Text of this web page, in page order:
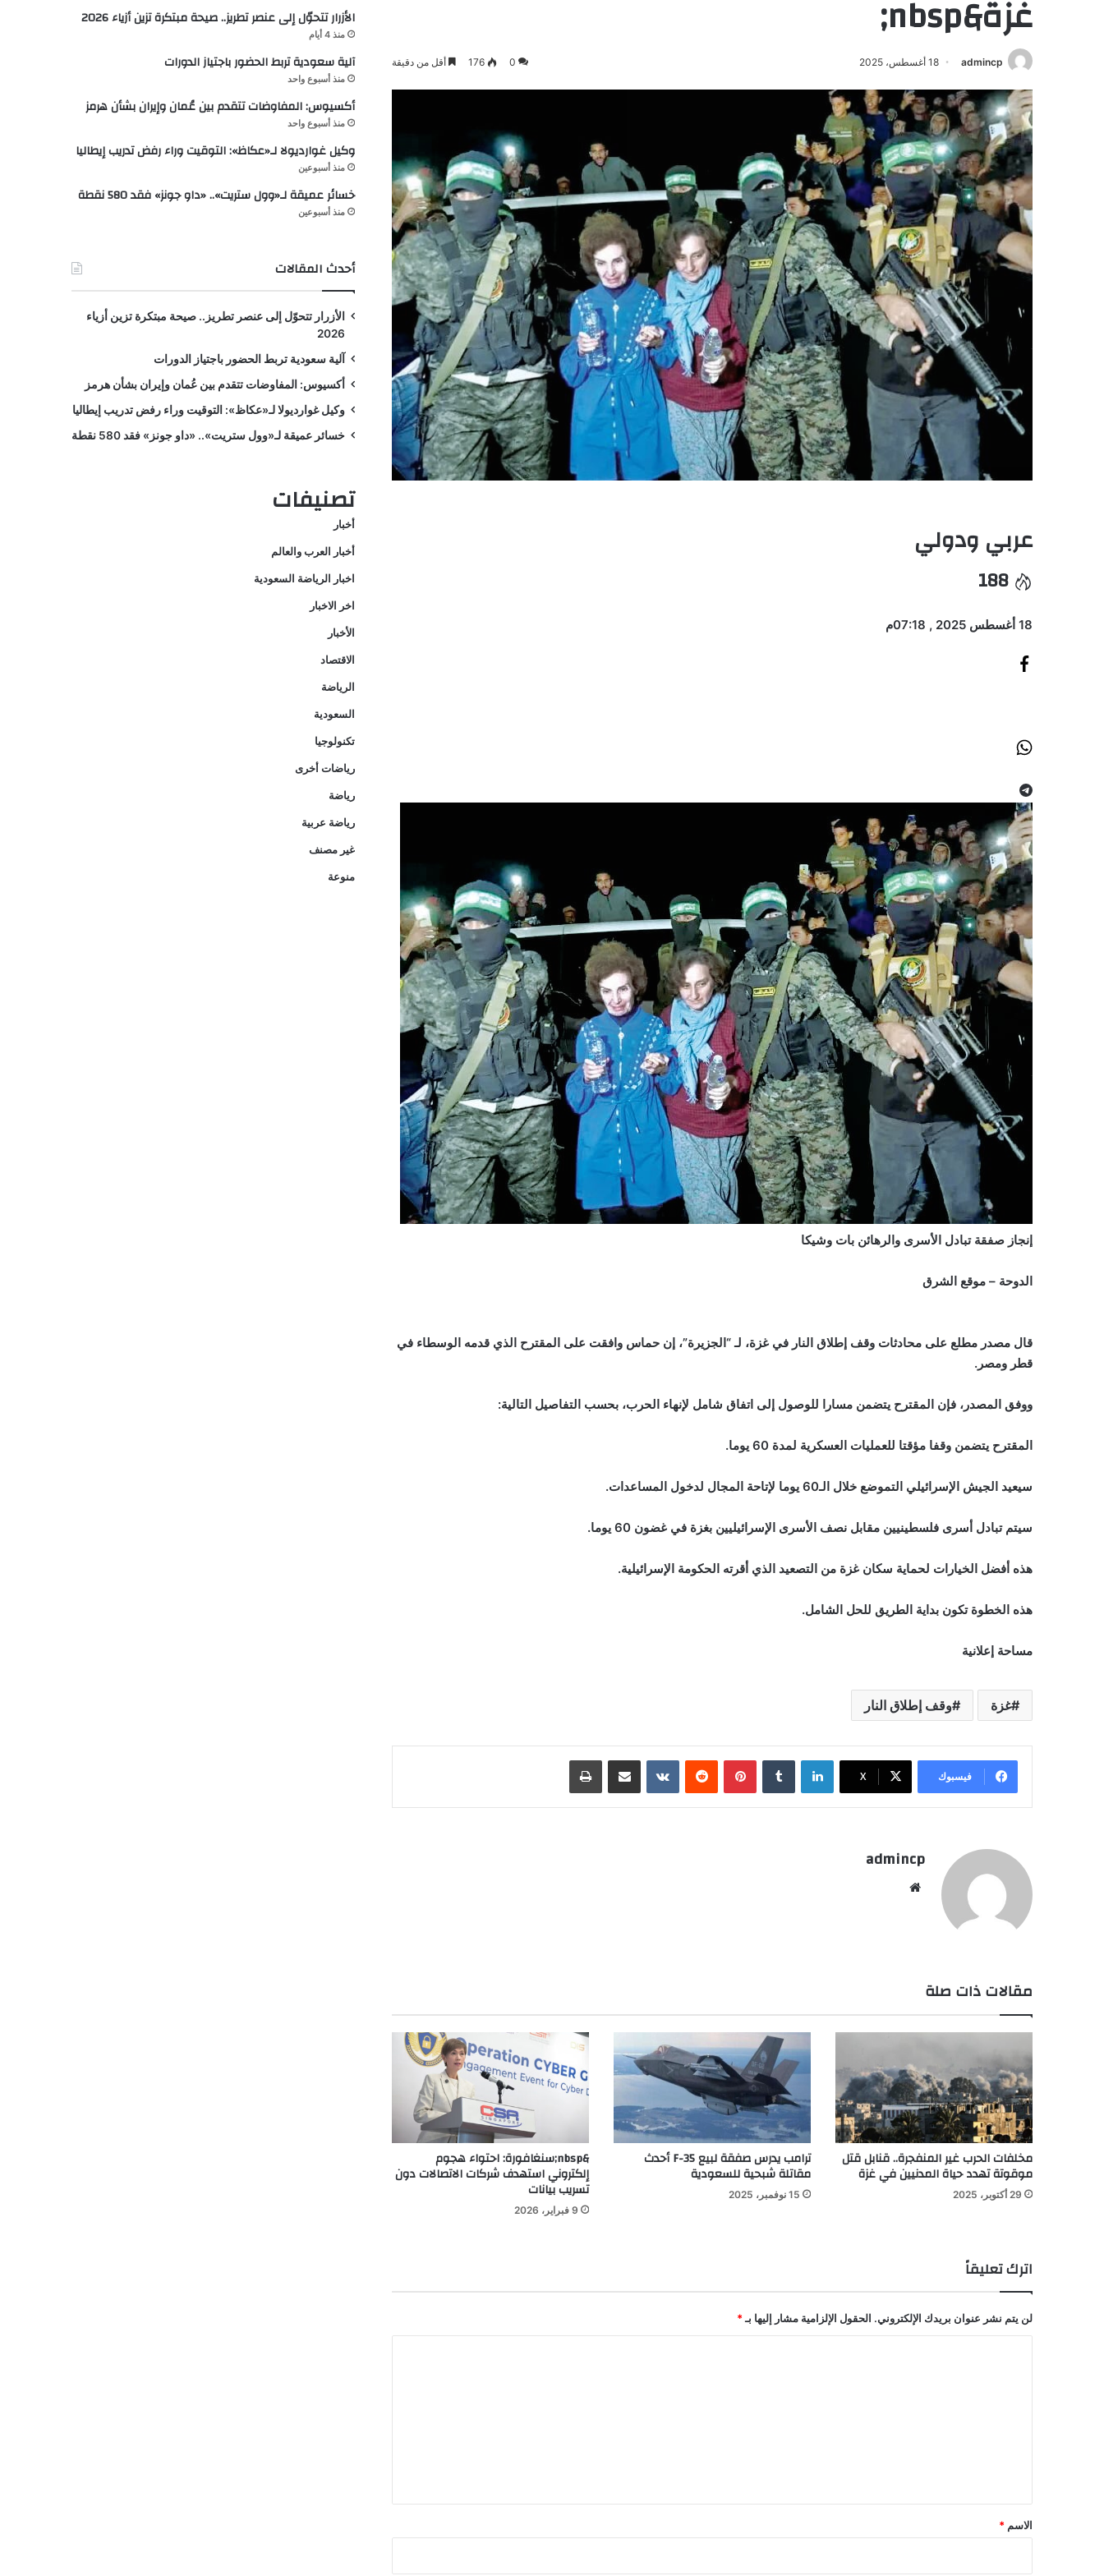
غزة&nbsp;
admincp 18 أغسطس، 2025 0
176 أقل من دقيقة
عربي ودولي
188
18 أغسطس 2025 , 07:18م
إنجاز صفقة تبادل الأسرى والرهائن بات وشيكا
الدوحة – موقع الشرق
قال مصدر مطلع على محادثات وقف إطلاق النار في غزة، لـ “الجزيرة”، إن حماس وافقت على المقترح الذي قدمه الوسطاء في
قطر ومصر.
ووفق المصدر، فإن المقترح يتضمن مسارا للوصول إلى اتفاق شامل لإنهاء الحرب، بحسب التفاصيل التالية:
المقترح يتضمن وقفا مؤقتا للعمليات العسكرية لمدة 60 يوما.
سيعيد الجيش الإسرائيلي التموضع خلال الـ60 يوما لإتاحة المجال لدخول المساعدات.
سيتم تبادل أسرى فلسطينيين مقابل نصف الأسرى الإسرائيليين بغزة في غضون 60 يوما.
هذه أفضل الخيارات لحماية سكان غزة من التصعيد الذي أقرته الحكومة الإسرائيلية.
هذه الخطوة تكون بداية الطريق للحل الشامل.
مساحة إعلانية
غزة وقف إطلاق النار
فيسبوك ‫X
لينكدإن بينتيريست ‏VKontakte
admincp
مقالات ذات صلة
مخلفات الحرب غير المنفجرة.. قنابل قتل
موقوتة تهدد حياة المدنيين في غزة
29 أكتوبر، 2025
ترامب يدرس صفقة لبيع F-35 أحدث
مقاتلة شبحية للسعودية
15 نوفمبر، 2025
&nbsp;سنغافورة: احتواء هجوم
إلكتروني استهدف شركات الاتصالات دون
تسريب بيانات
9 فبراير، 2026
اترك تعليقاً
لن يتم نشر عنوان بريدك الإلكتروني. الحقول الإلزامية مشار إليها بـ *
*
الاسم *
الأزرار تتحوّل إلى عنصر تطريز.. صيحة مبتكرة تزين أزياء 2026
منذ 4 أيام
آلية سعودية تربط الحضور باجتياز الدورات
منذ أسبوع واحد
أكسيوس: المفاوضات تتقدم بين عُمان وإيران بشأن هرمز
منذ أسبوع واحد
وكيل غوارديولا لـ«عكاظ»: التوقيت وراء رفض تدريب إيطاليا
منذ أسبوعين
خسائر عميقة لـ«وول ستريت».. «داو جونز» فقد 580 نقطة
منذ أسبوعين
أحدث المقالات
الأزرار تتحوّل إلى عنصر تطريز.. صيحة مبتكرة تزين أزياء
2026
آلية سعودية تربط الحضور باجتياز الدورات
أكسيوس: المفاوضات تتقدم بين عُمان وإيران بشأن هرمز
وكيل غوارديولا لـ«عكاظ»: التوقيت وراء رفض تدريب إيطاليا
خسائر عميقة لـ«وول ستريت».. «داو جونز» فقد 580 نقطة
تصنيفات
أخبار
أخبار العرب والعالم
اخبار الرياضة السعودية
اخر الاخبار
الأخبار
الاقتصاد
الرياضة
السعودية
تكنولوجيا
رياضات أخرى
رياضة
رياضة عربية
غير مصنف
منوعة